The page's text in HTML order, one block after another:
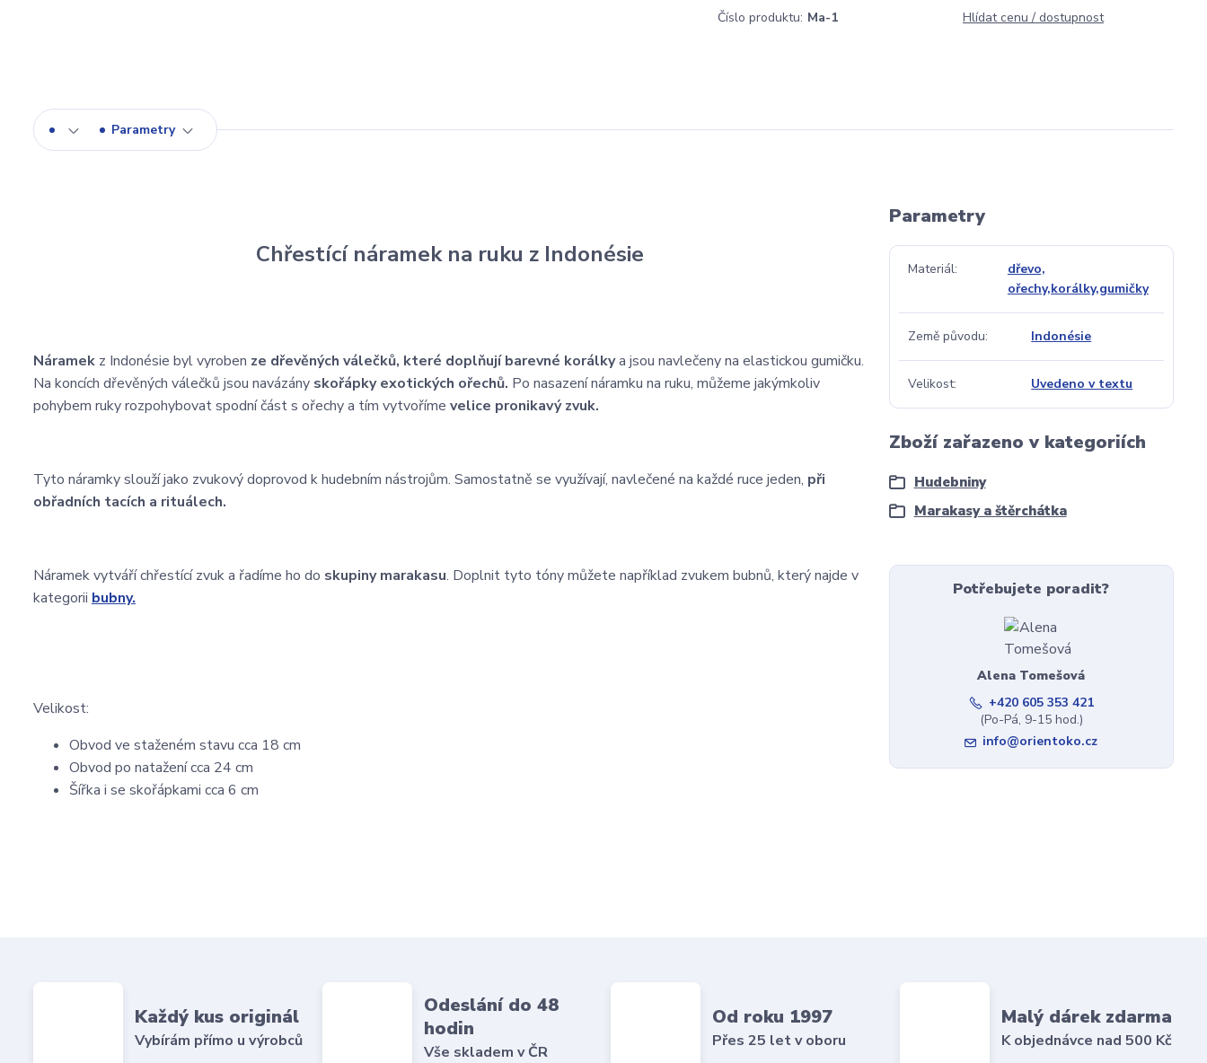
Číslo produktu: Ma-1 Hlídat cenu / dostupnost
Parametry
Chřestící náramek na ruku z Indonésie
Náramek z Indonésie byl vyroben ze dřevěných válečků, které doplňují barevné korálkya jsou navlečeny na elastickou gumičku.
Na koncích dřevěných válečků jsou navázány skořápky exotických ořechů. Po nasazení náramku na ruku, můžeme jakýmkoliv
pohybem ruky rozpohybovat spodní část s ořechy a tím vytvoříme velice pronikavý zvuk.
Tyto náramky slouží jako zvukový doprovod k hudebním nástrojům. Samostatně se využívají, navlečené na každé ruce jeden, při
obřadních tacích a rituálech.
Náramek vytváří chřestící zvuk a řadíme ho do skupiny marakasu. Doplnit tyto tóny můžete například zvukem bubnů, který najde v
kategorii bubny.
Velikost:
Obvod ve staženém stavu cca 18 cm
Obvod po natažení cca 24 cm
Šířka i se skořápkami cca 6 cm
Parametry
Materiál
dřevo,
ořechy,korálky,gumičky
Země původu Indonésie
Velikost Uvedeno v textu
Zboží zařazeno v kategoriích
Hudebniny
Marakasy a štěrchátka
Potřebujete poradit?
Alena Tomešová
+420 605 353 421
(Po-Pá, 9-15 hod.)
info@orientoko.cz
Každý kus originál
Vybírám přímo u výrobců
Odeslání do 48
hodin
Vše skladem v ČR
Od roku 1997
Přes 25 let v oboru
Malý dárek zdarma
K objednávce nad 500 Kč